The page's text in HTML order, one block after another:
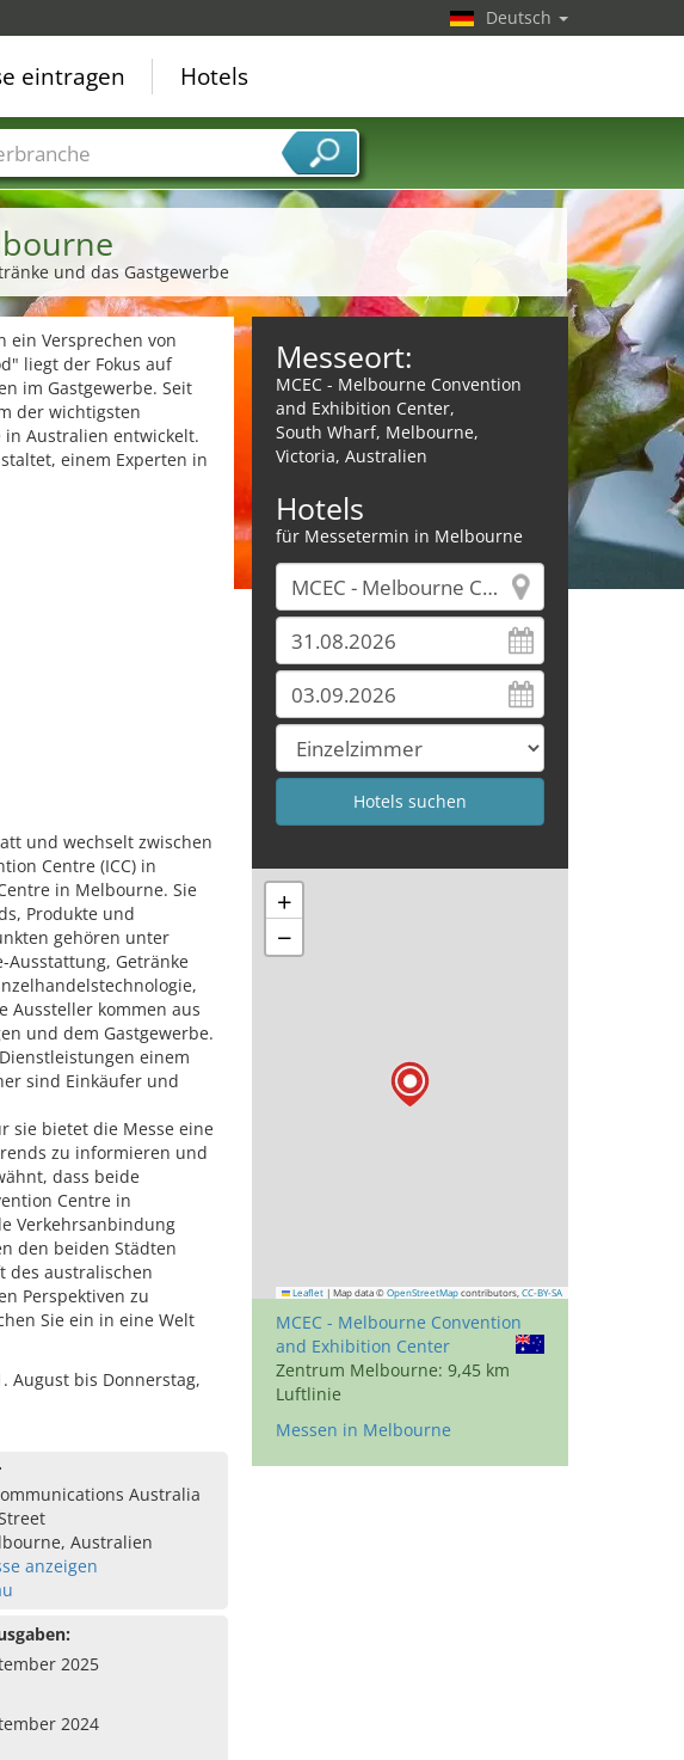
und das Gastgewerbe
ein Versprechen von
liegt der Fokus auf
im Gastgewerbe. Seit
der wichtigsten
Australien entwickelt.
einem Experten in
und wechselt zwischen
Centre (ICC) in
in Melbourne. Sie
Produkte und
gehören unter
Ausstattung, Getränke
Aussteller kommen aus
und dem Gastgewerbe.
einem
sind Einkäufer und
sie bietet die Messe eine
zu informieren und
dass beide
Centre in
Verkehrsanbindung
den beiden Städten
des australischen
Perspektiven zu
Sie ein in eine Welt
August bis Donnerstag,
Australia
Australien
anzeigen
2025
2024
Messeort:
MCEC - Melbourne Convention
and Exhibition Center,
South Wharf, Melbourne,
Victoria, Australien
Hotels
für Messetermin in Melbourne
+
−
Leaflet | Map data © OpenStreetMap contributors, CC-BY-SA
MCEC - Melbourne Convention
and Exhibition Center
Zentrum Melbourne: 9,45 km
Luftlinie
Messen in Melbourne
Deutsch
eintragen Hotels